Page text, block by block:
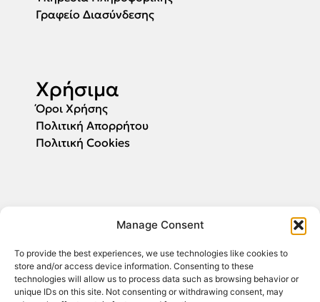
Manage Consent
To provide the best experiences, we use technologies like cookies to
store and/or access device information. Consenting to these
technologies will allow us to process data such as browsing behavior or
unique IDs on this site. Not consenting or withdrawing consent, may
Γραφείο Διασύνδεσης
Χρήσιμα
Όροι Χρήσης
Πολιτική Απορρήτου
Πολιτική Cookies
Συμπληρώστε το email σας και θα σας
αιτήσεων.